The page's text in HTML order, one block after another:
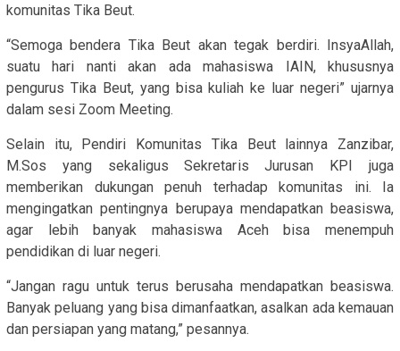
komunitas Tika Beut.
“Semoga bendera Tika Beut akan tegak berdiri. InsyaAllah,
suatu hari nanti akan ada mahasiswa IAIN, khususnya
pengurus Tika Beut, yang bisa kuliah ke luar negeri” ujarnya
dalam sesi Zoom Meeting.
Selain itu, Pendiri Komunitas Tika Beut lainnya Zanzibar,
M.Sos yang sekaligus Sekretaris Jurusan KPI juga
memberikan dukungan penuh terhadap komunitas ini. Ia
mengingatkan pentingnya berupaya mendapatkan beasiswa,
agar lebih banyak mahasiswa Aceh bisa menempuh
pendidikan di luar negeri.
“Jangan ragu untuk terus berusaha mendapatkan beasiswa.
Banyak peluang yang bisa dimanfaatkan, asalkan ada kemauan
dan persiapan yang matang,” pesannya.